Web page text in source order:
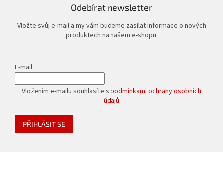
Odebírat newsletter
Vložte svůj e-mail a my vám budeme zasílat informace o nových
produktech na našem e-shopu.
E-mail
Vložením e-mailu souhlasíte s podmínkami ochrany osobních
údajů
PŘIHLÁSIT SE